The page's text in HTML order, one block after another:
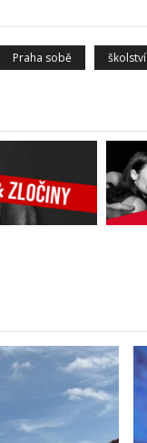
Praha sobě školství